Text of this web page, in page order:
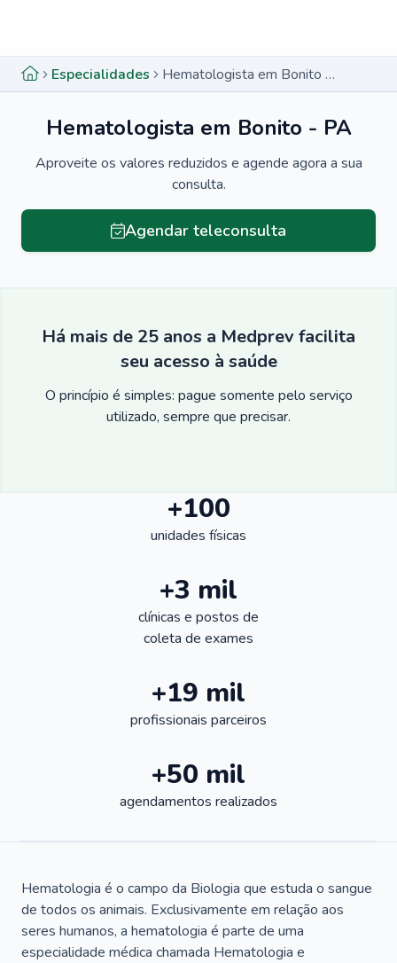
Especialidades Hematologista em Bonito - PA
Hematologista em Bonito - PA
Aproveite os valores reduzidos e agende agora a sua
consulta.
Agendar teleconsulta
Há mais de 25 anos a Medprev facilita
seu acesso à saúde
O princípio é simples: pague somente pelo serviço
utilizado, sempre que precisar.
+100
unidades físicas
+3 mil
clínicas e postos de
coleta de exames
+19 mil
profissionais parceiros
+50 mil
agendamentos realizados
Hematologia é o campo da Biologia que estuda o sangue
de todos os animais. Exclusivamente em relação aos
seres humanos, a hematologia é parte de uma
especialidade médica chamada Hematologia e